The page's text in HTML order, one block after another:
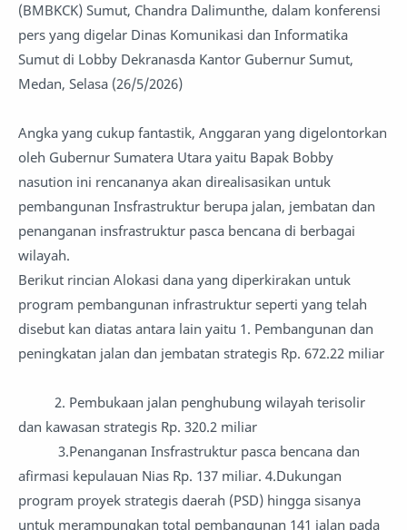
(BMBKCK) Sumut, Chandra Dalimunthe, dalam konferensi
pers yang digelar Dinas Komunikasi dan Informatika
Sumut di Lobby Dekranasda Kantor Gubernur Sumut,
Medan, Selasa (26/5/2026)
Angka yang cukup fantastik, Anggaran yang digelontorkan
oleh Gubernur Sumatera Utara yaitu Bapak Bobby
nasution ini rencananya akan direalisasikan untuk
pembangunan Insfrastruktur berupa jalan, jembatan dan
penanganan insfrastruktur pasca bencana di berbagai
wilayah.
Berikut rincian Alokasi dana yang diperkirakan untuk
program pembangunan infrastruktur seperti yang telah
disebut kan diatas antara lain yaitu 1. Pembangunan dan
peningkatan jalan dan jembatan strategis Rp. 672.22 miliar
2. Pembukaan jalan penghubung wilayah terisolir
dan kawasan strategis Rp. 320.2 miliar
3.Penanganan Insfrastruktur pasca bencana dan
afirmasi kepulauan Nias Rp. 137 miliar. 4.Dukungan
program proyek strategis daerah (PSD) hingga sisanya
untuk merampungkan total pembangunan 141 jalan pada